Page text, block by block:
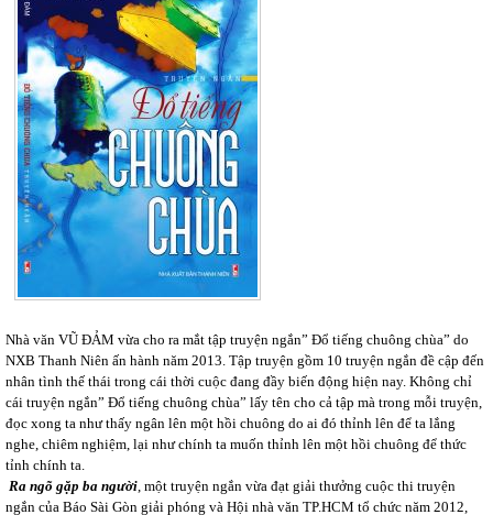
Nhà văn VŨ ĐẢM vừa cho ra mắt tập truyện ngắn” Đổ tiếng chuông chùa” do
NXB Thanh Niên ấn hành năm 2013. Tập truyện gồm 10 truyện ngắn đề cập đến
nhân tình thế thái trong cái thời cuộc đang đầy biến động hiện nay. Không chỉ
cái truyện ngắn” Đổ tiếng chuông chùa” lấy tên cho cả tập mà trong mỗi truyện,
đọc xong ta như thấy ngân lên một hồi chuông do ai đó thỉnh lên để ta lắng
nghe, chiêm nghiệm, lại như chính ta muốn thỉnh lên một hồi chuông để thức
tỉnh chính ta.
Ra ngõ gặp ba người, một truyện ngắn vừa đạt giải thưởng cuộc thi truyện
ngắn của Báo Sài Gòn giải phóng và Hội nhà văn TP.HCM tổ chức năm 2012,